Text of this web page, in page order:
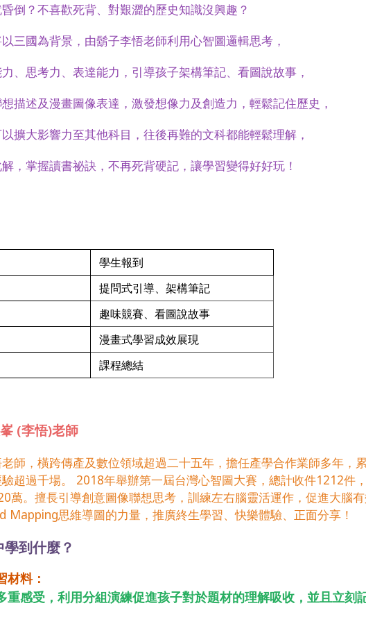
倒？不喜歡死背、對艱澀的歷史知識沒興趣？
三國為背景，由鬍子李悟老師利用心智圖邏輯思考 ，
、思考力、表達能力，引導孩子架構筆記、看圖說故事，
描述及漫畫圖像表達，激發想像力及創造力， 輕鬆記住歷史，
擴大影響力至其他科目 ， 往後再難的文科都能輕鬆理解 ，
， 掌握讀書祕訣，不再死背硬記 ， 讓學習變得好好玩 ！
學生報到
提問式引導、架構筆記
趣味競賽、看圖說故事
漫畫式學習成效展現
課程總結
(李悟)老師
師，橫跨傳產及數位領域超過二十五年，擔任產學合作業師多年，
超過千場。 2018年舉辦第一屆台灣心智圖大賽，總計收件1212件
萬。擅長引導創意圖像聯想思考，訓練左右腦靈活運作，促進大腦
Mapping思維導圖的力量，推廣終生學習、快樂體驗、正面分享！
到什麼？
料：
重感受，利用分組演練促進孩子對於題材的理解吸收，並且立刻